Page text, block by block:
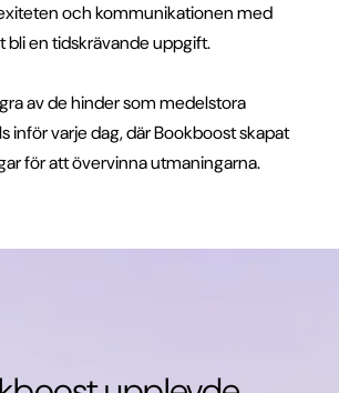
och kommunikationen med
bli en tidskrävande uppgift.
av de hinder som medelstora
inför varje dag, där Bookboost skapat
för att övervinna utmaningarna.